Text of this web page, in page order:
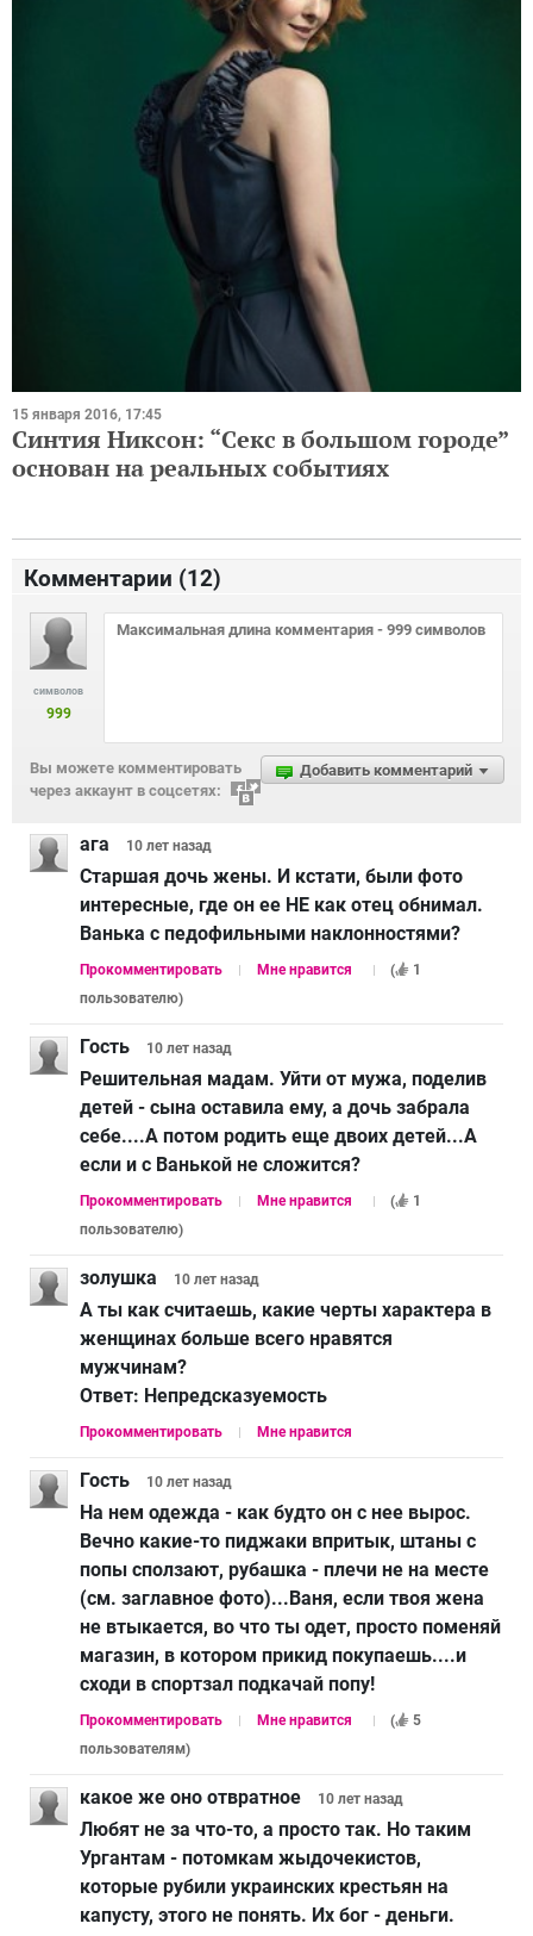
15 января 2016, 17:45
Синтия Никсон: “Секс в большом городе”
основан на реальных событиях
Комментарии (12)
символов
999
Добавить комментарий
Вы можете комментировать
через аккаунт в соцсетях:
ага 10 лет назад
Старшая дочь жены. И кстати, были фото
интересные, где он ее НЕ как отец обнимал.
Ванька с педофильными наклонностями?
Прокомментировать Мне нравится (
1
пользователю)
Гость 10 лет назад
Решительная мадам. Уйти от мужа, поделив
детей - сына оставила ему, а дочь забрала
себе....А потом родить еще двоих детей...А
если и с Ванькой не сложится?
Прокомментировать Мне нравится (
1
пользователю)
золушка 10 лет назад
А ты как считаешь, какие черты характера в
женщинах больше всего нравятся
мужчинам?
Ответ: Непредсказуемость
Прокомментировать Мне нравится
Гость 10 лет назад
На нем одежда - как будто он с нее вырос.
Вечно какие-то пиджаки впритык, штаны с
попы сползают, рубашка - плечи не на месте
(см. заглавное фото)...Ваня, если твоя жена
не втыкается, во что ты одет, просто поменяй
магазин, в котором прикид покупаешь....и
сходи в спортзал подкачай попу!
Прокомментировать Мне нравится (
5
пользователям)
какое же оно отвратное 10 лет назад
Любят не за что-то, а просто так. Но таким
Ургантам - потомкам жыдочекистов,
которые рубили украинских крестьян на
капусту, этого не понять. Их бог - деньги.